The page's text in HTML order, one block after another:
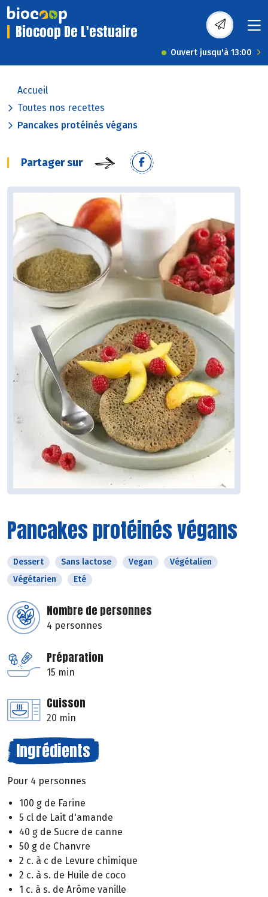
Biocoop De L'estuaire
Ouvert jusqu'à 13:00
Accueil
Toutes nos recettes
Pancakes protéinés végans
Partager sur
Pancakes protéinés végans
Dessert Sans lactose Vegan
Végétalien
Végétarien
Eté
Nombre de personnes
4 personnes
Préparation
15 min
Cuisson
20 min
Ingrédients
Pour 4 personnes
100 g de Farine
5 cl de Lait d'amande
40 g de Sucre de canne
50 g de Chanvre
2 c. à c de Levure chimique
2 c. à s. de Huile de coco
1 c. à s. de Arôme vanille